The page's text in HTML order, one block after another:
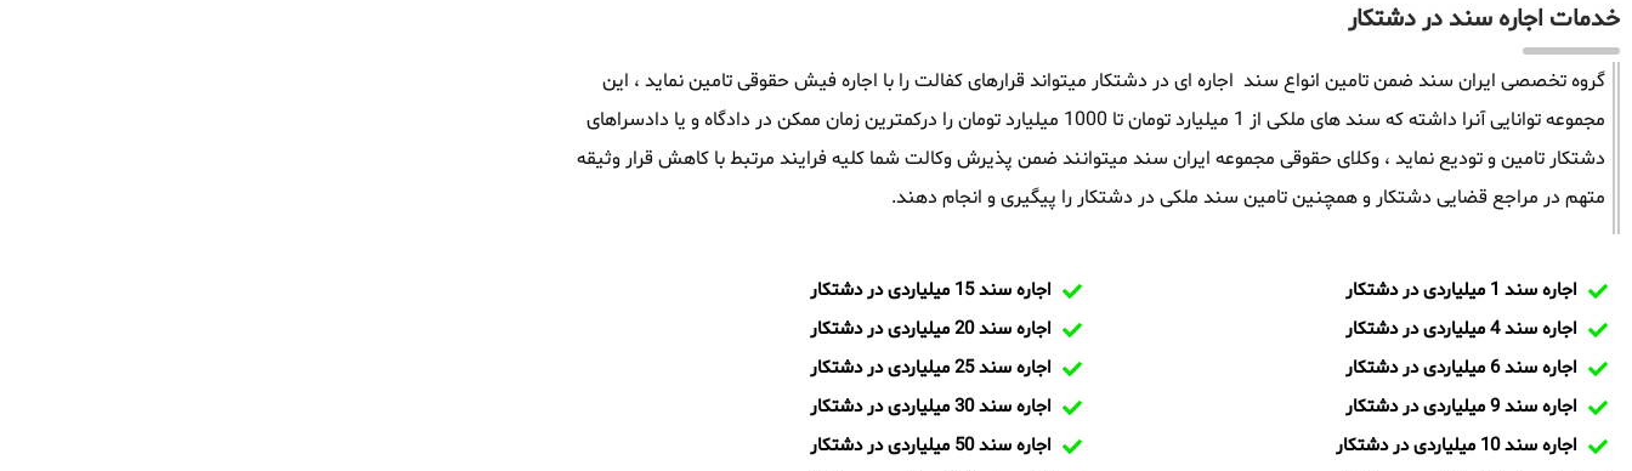
خدمات اجاره سند در دشتکار
گروه تخصصی ایران سند ضمن تامین انواع سند اجاره ای در دشتکار میتواند قرارهای کفالت را با اجاره فیش حقوقی تامین نماید ، این
مجموعه توانایی آنرا داشته که سند های ملکی از 1 میلیارد تومان تا 1000 میلیارد تومان را درکمترین زمان ممکن در دادگاه و یا دادسراهای
دشتکار تامین و تودیع نماید ، وکلای حقوقی مجموعه ایران سند میتوانند ضمن پذیرش وکالت شما کلیه فرایند مرتبط با کاهش قرار وثیقه
متهم در مراجع قضایی دشتکار و همچنین تامین سند ملکی در دشتکار را پیگیری و انجام دهند.
اجاره سند 1 میلیاردی در دشتکار
اجاره سند 4 میلیاردی در دشتکار
اجاره سند 6 میلیاردی در دشتکار
اجاره سند 9 میلیاردی در دشتکار
اجاره سند 10 میلیاردی در دشتکار
اجاره سند 15 میلیاردی در دشتکار
اجاره سند 20 میلیاردی در دشتکار
اجاره سند 25 میلیاردی در دشتکار
اجاره سند 30 میلیاردی در دشتکار
اجاره سند 50 میلیاردی در دشتکار